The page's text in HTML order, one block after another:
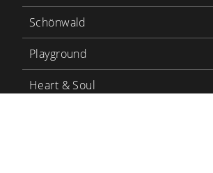
Schönwald
Playground
Heart & Soul